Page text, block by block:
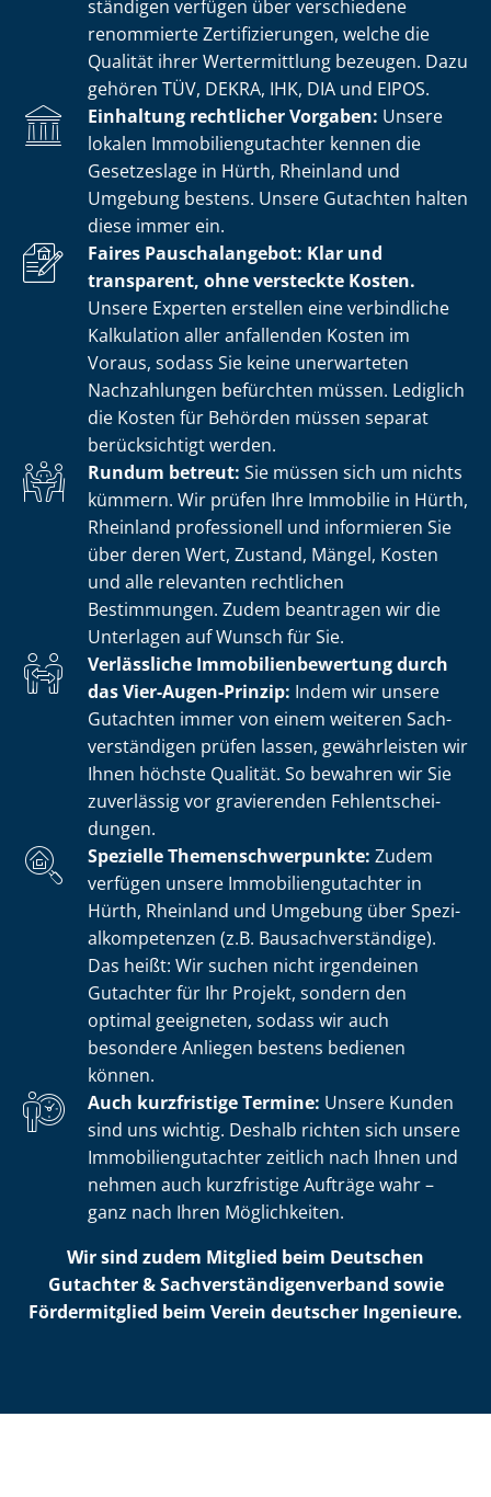
stän­di­gen verfügen über verschiedene
renommierte Zer­ti­fi­zie­run­gen, welche die
Qualität ihrer Wertermittlung bezeugen. Dazu
gehören TÜV, DEKRA, IHK, DIA und EIPOS.
Einhaltung rechtlicher Vorgaben: Unsere
lokalen Im­mo­bi­li­en­gut­ach­ter kennen die
Gesetzeslage in Hürth, Rheinland und
Umgebung bestens. Unsere Gutachten halten
diese immer ein.
Faires Pauschalangebot: Klar und
transparent, ohne versteckte Kosten.
Unsere Experten erstellen eine verbindliche
Kalkulation aller anfallenden Kosten im
Voraus, sodass Sie keine unerwarteten
Nachzahlungen befürchten müssen. Lediglich
die Kosten für Behörden müssen separat
berücksichtigt werden.
Rundum betreut: Sie müssen sich um nichts
kümmern. Wir prüfen Ihre Immobilie in Hürth,
Rheinland professionell und informieren Sie
über deren Wert, Zustand, Mängel, Kosten
und alle relevanten rechtlichen
Bestimmungen. Zudem beantragen wir die
Unterlagen auf Wunsch für Sie.
Verlässliche Im­mo­bi­li­en­be­wer­tung durch
das Vier-Augen-Prinzip: Indem wir unsere
Gutachten immer von einem weiteren Sach­
ver­stän­di­gen prüfen lassen, gewährleisten wir
Ihnen höchste Qualität. So bewahren wir Sie
zuverlässig vor gravierenden Fehl­ent­schei­
dun­gen.
Spezielle The­men­schwer­punk­te: Zudem
verfügen unsere Im­mo­bi­li­en­gut­ach­ter in
Hürth, Rheinland und Umgebung über Spe­zi­
al­kom­pe­ten­zen (z.B. Bau­sach­ver­stän­di­ge).
Das heißt: Wir suchen nicht irgendeinen
Gutachter für Ihr Projekt, sondern den
optimal geeigneten, sodass wir auch
besondere Anliegen bestens bedienen
können.
Auch kurzfristige Termine: Unsere Kunden
sind uns wichtig. Deshalb richten sich unsere
Im­mo­bi­li­en­gut­ach­ter zeitlich nach Ihnen und
nehmen auch kurzfristige Aufträge wahr –
ganz nach Ihren Möglichkeiten.
Wir sind zudem Mitglied beim Deutschen
Gutachter & Sach­ver­stän­di­gen­ver­band sowie
Fördermitglied beim Verein deutscher Ingenieure.